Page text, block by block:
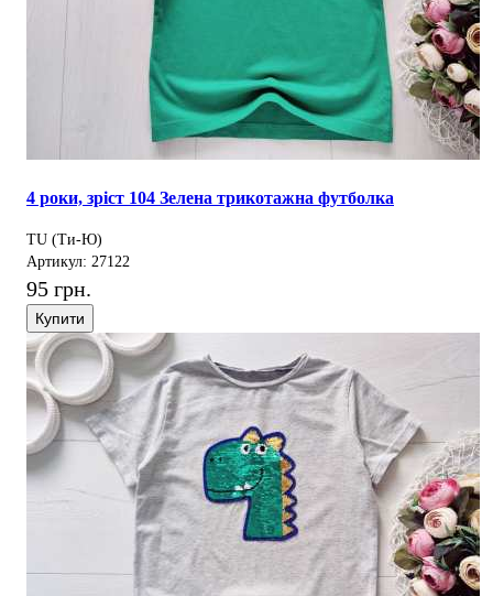
4 роки, зріст 104 Зелена трикотажна футболка
TU (Ти-Ю)
Артикул: 27122
95 грн.
Купити